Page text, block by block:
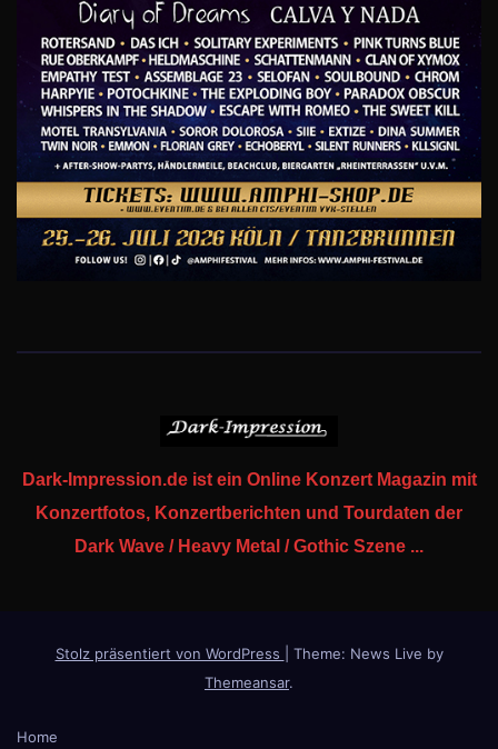
Dark-Impression.de ist ein Online Konzert Magazin mit
Konzertfotos, Konzertberichten und Tourdaten der
Dark Wave / Heavy Metal / Gothic Szene ...
Stolz präsentiert von WordPress
Theme: News Live by
Themeansar.
Home